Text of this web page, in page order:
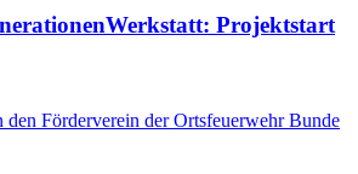
Projektstart